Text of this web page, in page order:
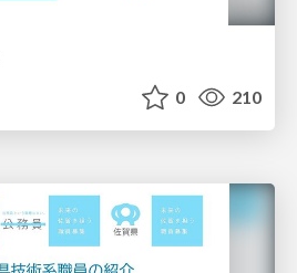
0 210